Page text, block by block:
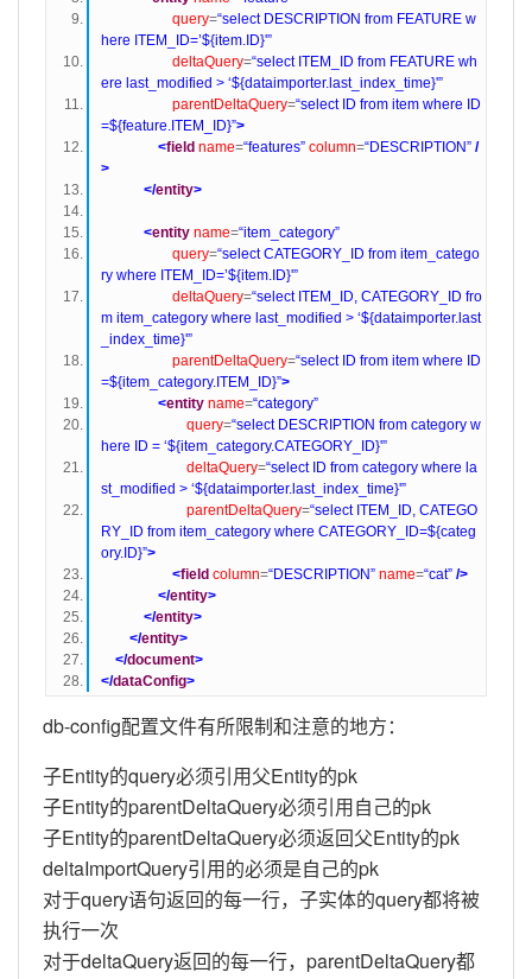
query=“select DESCRIPTION from FEATURE w
here ITEM_ID=’${item.ID}'”
deltaQuery=“select ITEM_ID from FEATURE wh
ere last_modified > ‘${dataimporter.last_index_time}'”
parentDeltaQuery=“select ID from item where ID
=${feature.ITEM_ID}”>
<field name=“features” column=“DESCRIPTION” /
>
</entity>
<entity name=“item_category”
query=“select CATEGORY_ID from item_catego
ry where ITEM_ID=’${item.ID}'”
deltaQuery=“select ITEM_ID, CATEGORY_ID fro
m item_category where last_modified > ‘${dataimporter.last
_index_time}'”
parentDeltaQuery=“select ID from item where ID
=${item_category.ITEM_ID}”>
<entity name=“category”
query=“select DESCRIPTION from category w
here ID = ‘${item_category.CATEGORY_ID}'”
deltaQuery=“select ID from category where la
st_modified > ‘${dataimporter.last_index_time}'”
parentDeltaQuery=“select ITEM_ID, CATEGO
RY_ID from item_category where CATEGORY_ID=${categ
ory.ID}”>
<field column=“DESCRIPTION” name=“cat” />
</entity>
</entity>
</entity>
</document>
</dataConfig>
db-config配置文件有所限制和注意的地方：
子Entity的query必须引用父Entity的pk
子Entity的parentDeltaQuery必须引用自己的pk
子Entity的parentDeltaQuery必须返回父Entity的pk
deltaImportQuery引用的必须是自己的pk
对于query语句返回的每一行，子实体的query都将被
执行一次
对于deltaQuery返回的每一行，parentDeltaQuery都